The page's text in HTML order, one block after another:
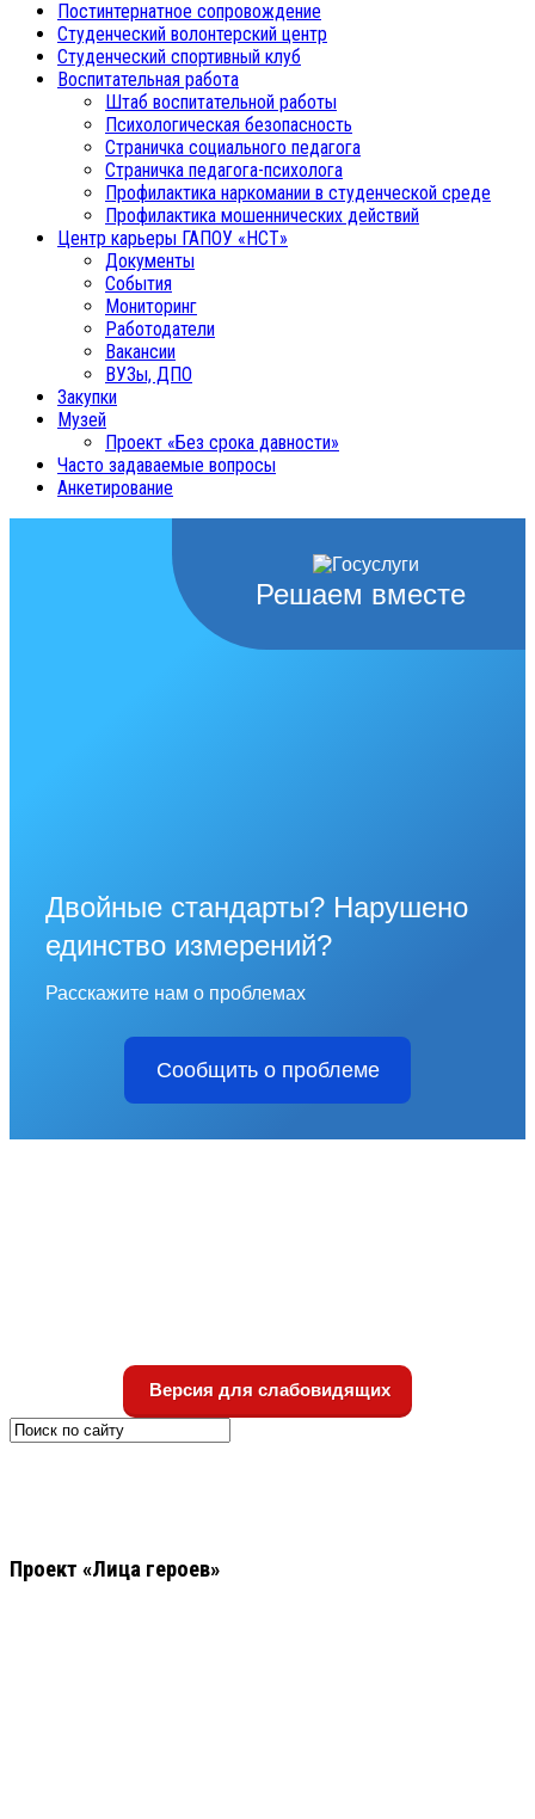
Постинтернатное сопровождение
Студенческий волонтерский центр
Студенческий спортивный клуб
Воспитательная работа
Штаб воспитательной работы
Психологическая безопасность
Страничка социального педагога
Страничка педагога-психолога
Профилактика наркомании в студенческой среде
Профилактика мошеннических действий
Центр карьеры ГАПОУ «НСТ»
Документы
События
Мониторинг
Работодатели
Вакансии
ВУЗы, ДПО
Закупки
Музей
Проект «Без срока давности»
Часто задаваемые вопросы
Анкетирование
Решаем вместе
Двойные стандарты? Нарушено
единство измерений?
Расскажите нам о проблемах
Сообщить о проблеме
Версия для слабовидящих
Проект «Лица героев»